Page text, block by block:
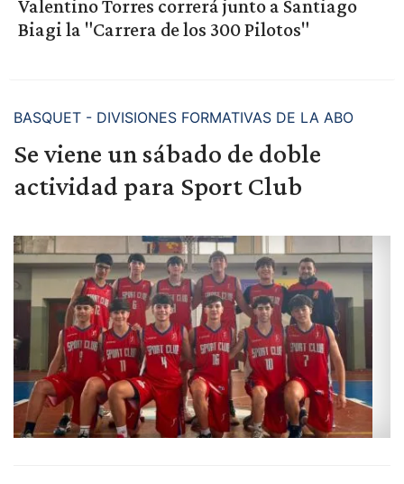
Valentino Torres correrá junto a Santiago
Biagi la "Carrera de los 300 Pilotos"
BASQUET - DIVISIONES FORMATIVAS DE LA ABO
Se viene un sábado de doble
actividad para Sport Club